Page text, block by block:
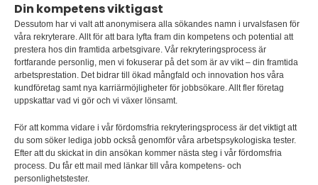
Din kompetens viktigast
Dessutom har vi valt att anonymisera alla sökandes namn i urvalsfasen för
våra rekryterare. Allt för att bara lyfta fram din kompetens och potential att
prestera hos din framtida arbetsgivare. Vår rekryteringsprocess är
fortfarande personlig, men vi fokuserar på det som är av vikt – din framtida
arbetsprestation. Det bidrar till ökad mångfald och innovation hos våra
kundföretag samt nya karriärmöjligheter för jobbsökare. Allt fler företag
uppskattar vad vi gör och vi växer lönsamt.
För att komma vidare i vår fördomsfria rekryteringsprocess är det viktigt att
du som söker lediga jobb också genomför våra arbetspsykologiska tester.
Efter att du skickat in din ansökan kommer nästa steg i vår fördomsfria
process. Du får ett mail med länkar till våra kompetens- och
personlighetstester.